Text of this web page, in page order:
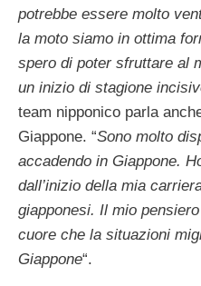
potrebbe essere molto
la moto siamo in ottima
spero di poter sfruttare al
un inizio di stagione
team nipponico parla
Giappone. “Sono molto
accadendo in Giappone.
dall’inizio della mia
giapponesi. Il mio
cuore che la situazioni
Giappone“.